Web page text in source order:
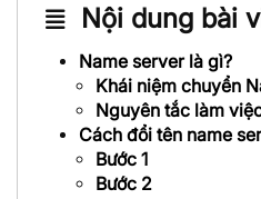
Nội dung bài
Name server là gì?
Khái niệm chuyển
Nguyên tắc làm
Cách đổi tên name
Bước 1
Bước 2